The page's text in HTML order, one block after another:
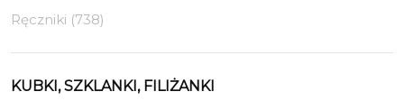
Ręczniki (738)
KUBKI, SZKLANKI, FILIŻANKI